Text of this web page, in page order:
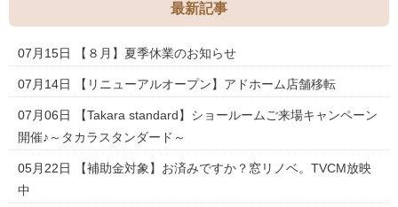
最新記事
07月15日 【８月】夏季休業のお知らせ
07月14日 【リニューアルオープン】アドホーム店舗移転
07月06日
【Takara standard】ショールームご来場キャンペーン
開催♪～タカラスタンダード～
05月22日
【補助金対象】お済みですか？窓リノベ。TVCM放映
中